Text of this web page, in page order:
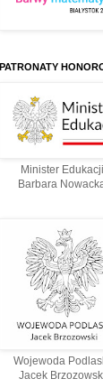
PATRONATY
Minister Edukacji
Barbara
Wojewoda
Jacek